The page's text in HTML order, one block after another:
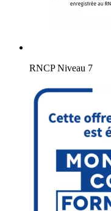
RNCP Niveau 7